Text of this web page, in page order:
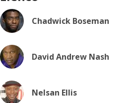
Chadwick Boseman
David Andrew Nash
Nelsan Ellis